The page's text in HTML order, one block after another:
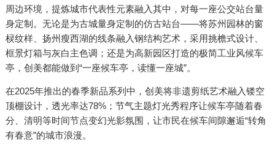
周边环境，提炼城市代表性元素融入其中，对每一座公交站台量
身定制。无论是为古城量身定制的仿古站台——将苏州园林的窗
棂纹样、扬州瘦西湖的线条融入钢结构艺术，采用挑檐式设计、
框景灯箱与灰白主色调；还是为高新园区打造的极简工业风候车
亭，创美都能做到“一座候车亭，读懂一座城”。
在2025年推出的春季新品系列中，创美将非遗剪纸艺术融入镂空
顶棚设计，透光率达78%；节气主题灯光秀程序让候车亭随着春
分、清明等时间节点变幻光影氛围，让市民在候车间隙邂逅“转角
有春意”的城市浪漫。